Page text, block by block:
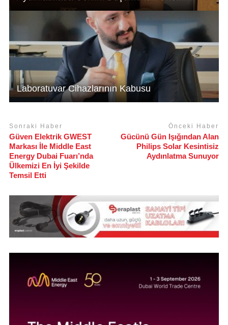
Laboratuvar Cihazlarının Kabusu
Sonraki Haber
Güven Elektrik GWEST
Markası İle Middle East
Energy Dubai Fuarı’nda
Ülkemizi En İyi Şekilde
Temsil Etti
Önceki Haber
Gücünü Gün Işığından Alan
Philips Solar Kesintisiz
Aydınlatma Sunuyor